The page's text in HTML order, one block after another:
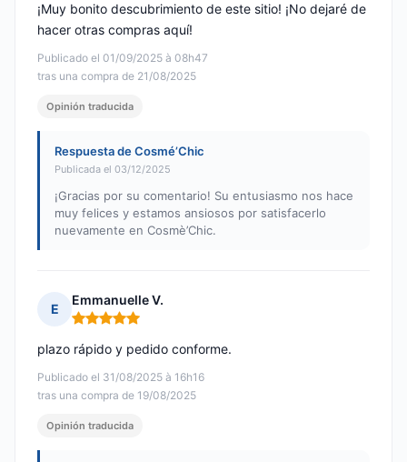
Publicado el 01/09/2025 à 08h47
tras una compra de 21/08/2025
¡Muy bonito descubrimiento de este sitio! ¡No dejaré de
hacer otras compras aquí!
Opinión traducida
Respuesta de Cosmé’Chic
Publicada el 03/12/2025
¡Gracias por su comentario! Su entusiasmo nos hace
muy felices y estamos ansiosos por satisfacerlo
nuevamente en Cosmè’Chic.
E
Emmanuelle V.
Nota: 5 de 5
Publicado el 31/08/2025 à 16h16
tras una compra de 19/08/2025
plazo rápido y pedido conforme.
Opinión traducida